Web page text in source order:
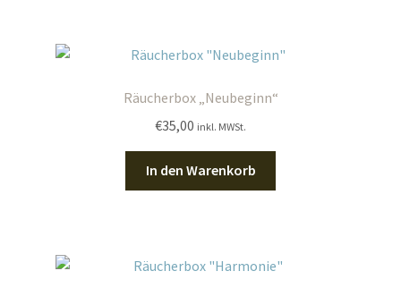
Räucherbox „Neubeginn“
€35,00 inkl. MWSt.
In den Warenkorb